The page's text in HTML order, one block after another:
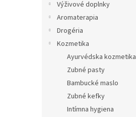
Výživové doplnky
Aromaterapia
Drogéria
Kozmetika
Ayurvédska kozmetika
Zubné pasty
Bambucké maslo
Zubné kefky
Intímna hygiena